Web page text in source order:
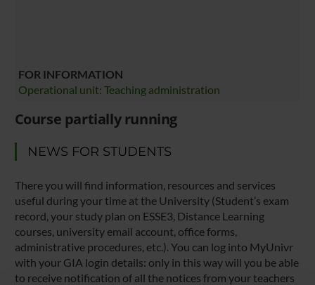
FOR INFORMATION
Operational unit: Teaching administration
Course partially running
NEWS FOR STUDENTS
There you will find information, resources and services
useful during your time at the University (Student’s exam
record, your study plan on ESSE3, Distance Learning
courses, university email account, office forms,
administrative procedures, etc.). You can log into MyUnivr
with your GIA login details: only in this way will you be able
to receive notification of all the notices from your teachers